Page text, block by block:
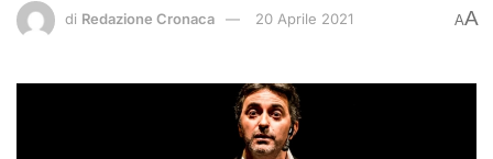
di Redazione Cronaca 20 Aprile 2021 AA